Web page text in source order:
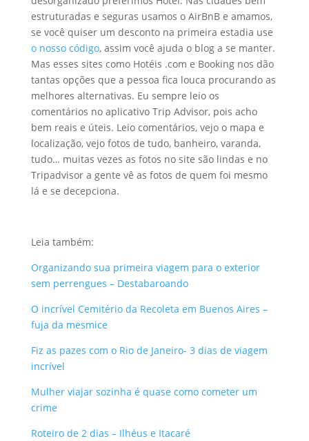
estruturadas e seguras usamos o AirBnB e amamos,
se você quiser um desconto na primeira estadia use
o nosso código, assim você ajuda o blog a se manter.
Mas esses sites como Hotéis .com e Booking nos dão
tantas opções que a pessoa fica louca procurando as
melhores alternativas. Eu sempre leio os
comentários no aplicativo Trip Advisor, pois acho
bem reais e úteis. Leio comentários, vejo o mapa e
localização, vejo fotos de tudo, banheiro, varanda,
tudo… muitas vezes as fotos no site são lindas e no
Tripadvisor a gente vê as fotos de quem foi mesmo
lá e se decepciona.
Leia também:
Organizando sua primeira viagem para o exterior
sem perrengues – Destabaroando
O incrível Cemitério da Recoleta em Buenos Aires –
fuja da mesmice
Fiz as pazes com o Rio de Janeiro- 3 dias de viagem
incrível
Mulher viajar sozinha é quase como cometer um
crime
Roteiro de 2 dias – Ilhéus e Itacaré